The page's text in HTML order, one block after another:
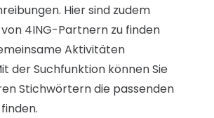
Hier sind zudem
4ING-Partnern zu finden
Aktivitäten
der Suchfunktion können Sie
Stichwörtern die passenden